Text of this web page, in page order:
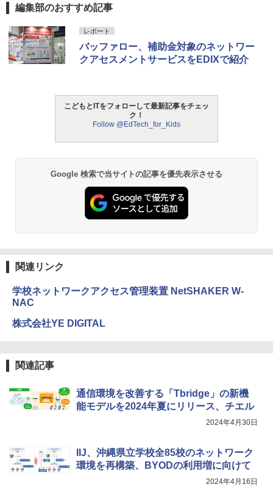
1
ThinkFun ボードゲーム 「サーキット・
メイズ」 配線回路をプログラミングする
日本語説明書付 8歳~ 76341 誕生日 クリ
スマス
モルカ: 原子・分子に強くなるカードゲ
ーム
物理実験モデル楽器電磁気教材を教える
ダルトンボード/ゴルトンボード物理学、
4
エンジニアリングキット小さなカート -
ホリデープロジェクト、ギフトイベン
Fernrohr:実験用キャビネット
編集部のおすすめ記事
レポート
バッファロー、補助金対象のネットワー
クアセスメントサービスをEDIXで紹介
こどもとITをフォローして最新記事をチェッ
ク！
Follow @EdTech_for_Kids
Google 検索で当サイトの記事を優先表示させる
関連リンク
学校ネットワークアクセス管理装置 NetSHAKER W-
NAC
株式会社YE DIGITAL
関連記事
通信環境を改善する「Tbridge」の新機
能モデルを2024年夏にリリース、チエル
2024年4月30日
IIJ、沖縄県立学校全85校のネットワーク
環境を再構築、BYODの利用増に向けて
2024年4月16日